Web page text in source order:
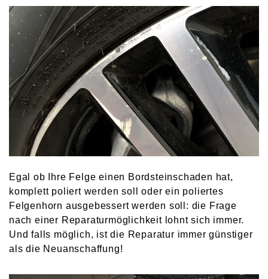
Egal ob Ihre Felge einen Bordsteinschaden hat,
komplett poliert werden soll oder ein poliertes
Felgenhorn ausgebessert werden soll: die Frage
nach einer Reparaturmöglichkeit lohnt sich immer.
Und falls möglich, ist die Reparatur immer günstiger
als die Neuanschaffung!